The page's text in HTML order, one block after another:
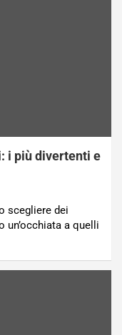
i più divertenti e
scegliere dei
a quelli